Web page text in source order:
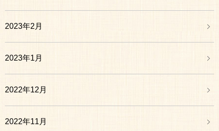
2023年2月
2023年1月
2022年12月
2022年11月